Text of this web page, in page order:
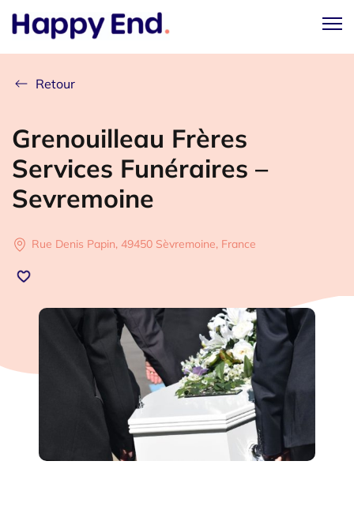
Retour
Grenouilleau Frères
Services Funéraires –
Sevremoine
Rue Denis Papin, 49450 Sèvremoine, France